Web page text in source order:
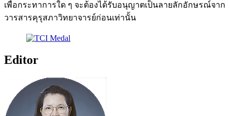
เพื่อกระทาการใด ๆ จะต้องได้รับอนุญาตเป็นลายลักอักษรณ์จาก
วารสารคุรุสภาวิทยาจารย์ก่อนเท่านั้น
Editor